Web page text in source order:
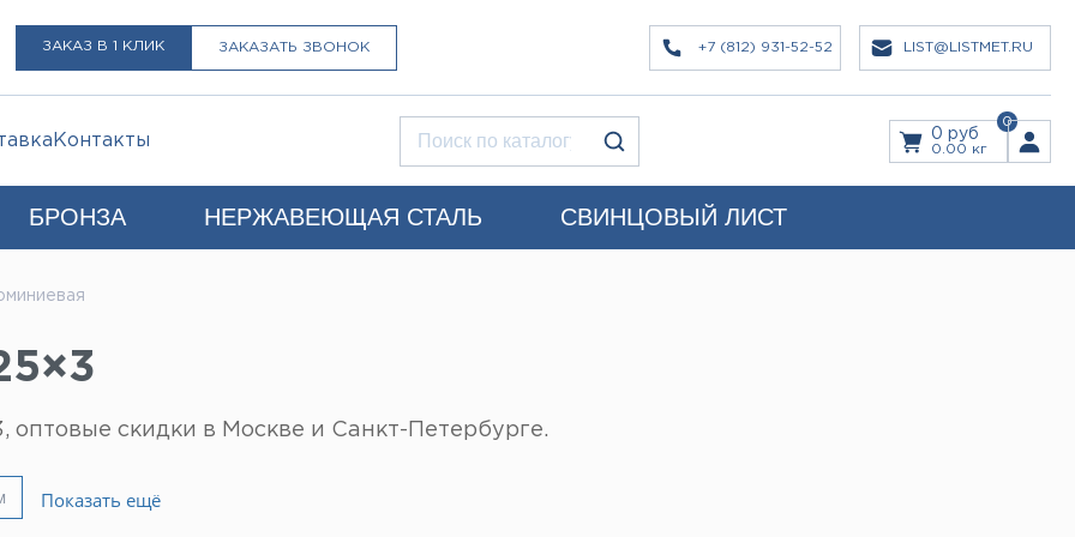
ЗАКАЗ В 1 КЛИК ЗАКАЗАТЬ ЗВОНОК +7 (812) 931-52-52 LIST@LISTMET.RU
Контакты
0
0 руб
0.00 кг
БРОНЗА НЕРЖАВЕЮЩАЯ СТАЛЬ СВИНЦОВЫЙ ЛИСТ
скидки в Москве и Санкт-Петербурге.
Показать ещё